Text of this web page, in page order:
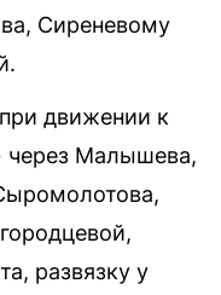
Сиреневому
движении к
через Малышева,
развязку у